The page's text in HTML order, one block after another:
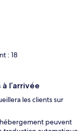
: 18
l’arrivée
les clients sur
peuvent